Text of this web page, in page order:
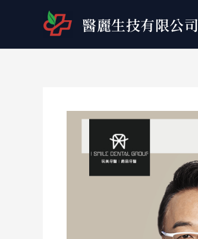
要
醫麗生技有限公司